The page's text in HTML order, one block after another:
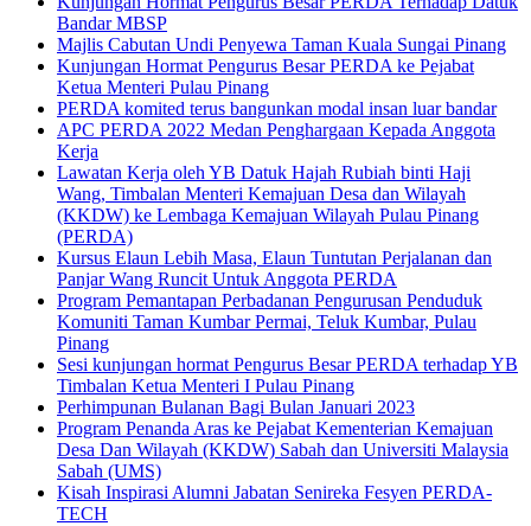
Bandar MBSP
Majlis Cabutan Undi Penyewa Taman Kuala Sungai Pinang
Kunjungan Hormat Pengurus Besar PERDA ke Pejabat
Ketua Menteri Pulau Pinang
PERDA komited terus bangunkan modal insan luar bandar
APC PERDA 2022 Medan Penghargaan Kepada Anggota
Kerja
Lawatan Kerja oleh YB Datuk Hajah Rubiah binti Haji
Wang, Timbalan Menteri Kemajuan Desa dan Wilayah
(KKDW) ke Lembaga Kemajuan Wilayah Pulau Pinang
(PERDA)
Kursus Elaun Lebih Masa, Elaun Tuntutan Perjalanan dan
Panjar Wang Runcit Untuk Anggota PERDA
Program Pemantapan Perbadanan Pengurusan Penduduk
Komuniti Taman Kumbar Permai, Teluk Kumbar, Pulau
Pinang
Sesi kunjungan hormat Pengurus Besar PERDA terhadap YB
Timbalan Ketua Menteri I Pulau Pinang
Perhimpunan Bulanan Bagi Bulan Januari 2023
Program Penanda Aras ke Pejabat Kementerian Kemajuan
Desa Dan Wilayah (KKDW) Sabah dan Universiti Malaysia
Sabah (UMS)
Kisah Inspirasi Alumni Jabatan Senireka Fesyen PERDA-
TECH